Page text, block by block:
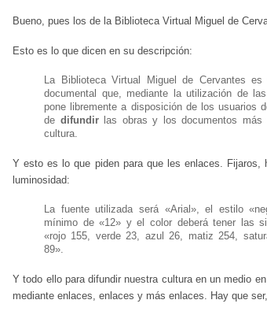
Bueno, pues los de la Biblioteca Virtual Miguel de
Esto es lo que dicen en su descripción:
La Biblioteca Virtual Miguel de Cervantes
documental que, mediante la utilización de
pone libremente a disposición de los usuarios
de difundirlas obras y los documentos más
cultura.
Y esto es lo que piden para que les enlaces. Fijaros,
luminosidad:
La fuente utilizada será «Arial», el estilo
mínimo de «12» y el color deberá tener las
«rojo 155, verde 23, azul 26, matiz 254,
89».
Y todo ello para difundir nuestra cultura en un medio
mediante enlaces, enlaces y más enlaces. Hay que